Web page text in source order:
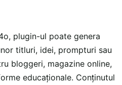
plugin-ul poate genera
titluri, idei, prompturi sau
bloggeri, magazine online,
educaționale. Conținutul